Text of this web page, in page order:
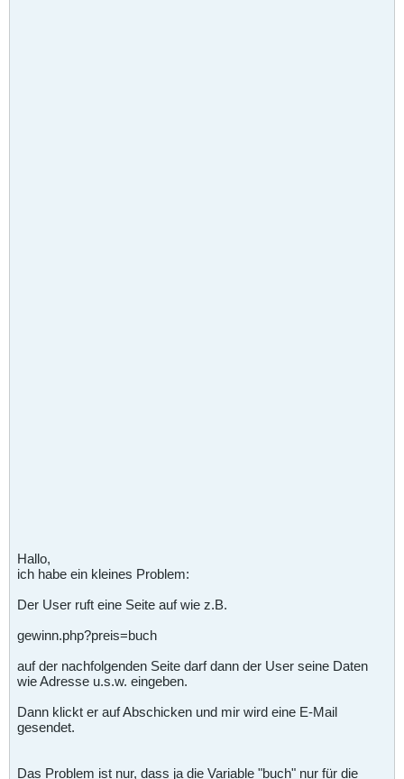
Hallo,
ich habe ein kleines Problem:
Der User ruft eine Seite auf wie z.B.
gewinn.php?preis=buch
auf der nachfolgenden Seite darf dann der User seine Daten
wie Adresse u.s.w. eingeben.
Dann klickt er auf Abschicken und mir wird eine E-Mail
gesendet.
Das Problem ist nur, dass ja die Variable "buch" nur für die